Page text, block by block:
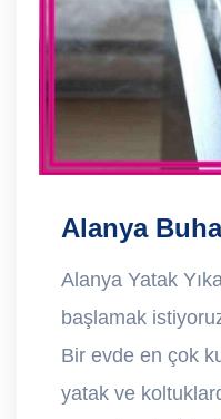
Alanya
Alanya Yatak
başlamak
Bir evde en çok
yatak ve